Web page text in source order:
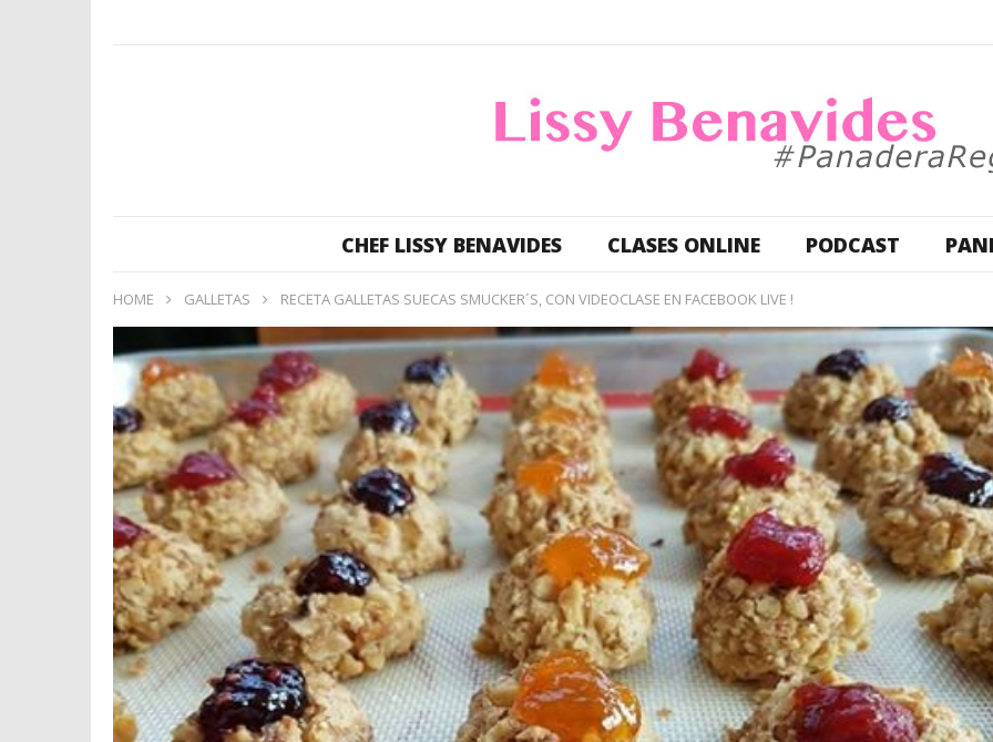
CHEF LISSY BENAVIDES CLASES ONLINE PODCAST
HOME GALLETAS RECETA GALLETAS SUECAS SMUCKER´S, CON VIDEOCLASE EN FACEBOOK LIVE !